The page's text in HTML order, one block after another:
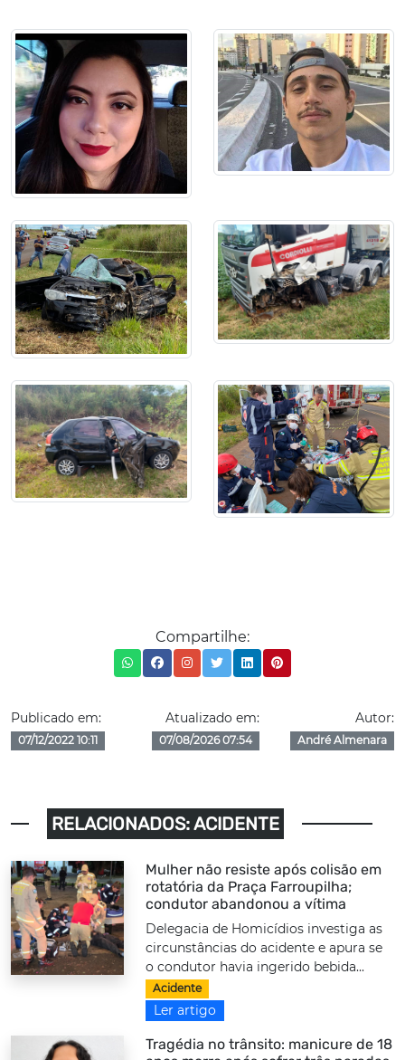
Compartilhe:
Publicado em:
07/12/2022 10:11
Atualizado em:
07/08/2026 07:54
Autor:
André Almenara
RELACIONADOS: ACIDENTE
Mulher não resiste após colisão em
rotatória da Praça Farroupilha;
condutor abandonou a vítima
Delegacia de Homicídios investiga as
circunstâncias do acidente e apura se
o condutor havia ingerido bebida...
Acidente
Ler artigo
Tragédia no trânsito: manicure de 18